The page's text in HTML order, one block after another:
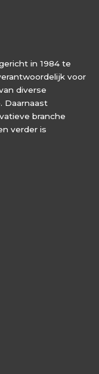
in 1984 te
voor
diverse
Daarnaast
branche
verder is